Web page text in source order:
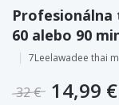
Profesionálna
60 alebo 90
7Leelawadee thai
32 € 14,99 €